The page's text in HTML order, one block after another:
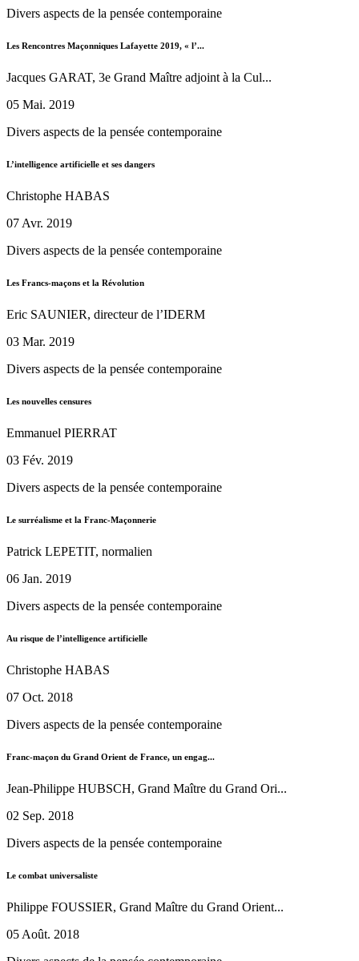
Divers aspects de la pensée contemporaine
Les Rencontres Maçonniques Lafayette 2019, « l’...
Jacques GARAT, 3e Grand Maître adjoint à la Cul...
05 Mai. 2019
Divers aspects de la pensée contemporaine
L’intelligence artificielle et ses dangers
Christophe HABAS
07 Avr. 2019
Divers aspects de la pensée contemporaine
Les Francs-maçons et la Révolution
Eric SAUNIER, directeur de l’IDERM
03 Mar. 2019
Divers aspects de la pensée contemporaine
Les nouvelles censures
Emmanuel PIERRAT
03 Fév. 2019
Divers aspects de la pensée contemporaine
Le surréalisme et la Franc-Maçonnerie
Patrick LEPETIT, normalien
06 Jan. 2019
Divers aspects de la pensée contemporaine
Au risque de l’intelligence artificielle
Christophe HABAS
07 Oct. 2018
Divers aspects de la pensée contemporaine
Franc-maçon du Grand Orient de France, un engag...
Jean-Philippe HUBSCH, Grand Maître du Grand Ori...
02 Sep. 2018
Divers aspects de la pensée contemporaine
Le combat universaliste
Philippe FOUSSIER, Grand Maître du Grand Orient...
05 Août. 2018